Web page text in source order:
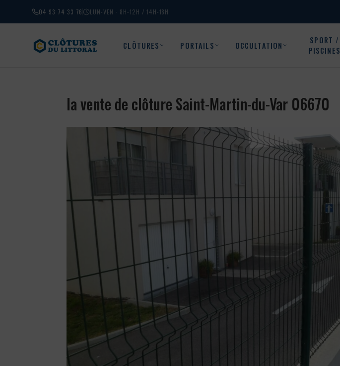
04 93 74 33 76 LUN-VEN · 8H-12H / 14H-18H
CLÔTURES PORTAILS OCCULTATION
SPORT /
PISCINES
la vente de clôture Saint-Martin-du-Var 06670